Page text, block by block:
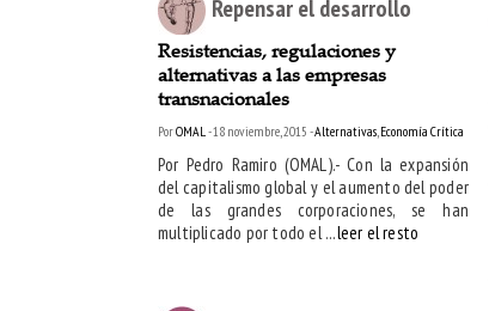
Repensar el desarrollo
Resistencias, regulaciones y
alternativas a las empresas
transnacionales
PorOMAL- 18 noviembre, 2015 -Alternativas,Economía Crítica
Por Pedro Ramiro (OMAL).- Con la expansión
del capitalismo global y el aumento del poder
de las grandes corporaciones, se han
multiplicado por todo el ...leer el resto